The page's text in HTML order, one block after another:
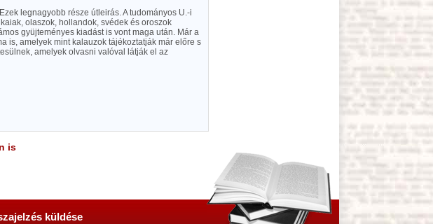
legnagyobb része útleirás. A tudományos U.-i
olaszok, hollandok, svédek és oroszok
gyüjteményes kiadást is vont maga után. Már a
is, amelyek mint kalauzok tájékoztatják már előre s
amelyek olvasni valóval látják el az
is
küldése